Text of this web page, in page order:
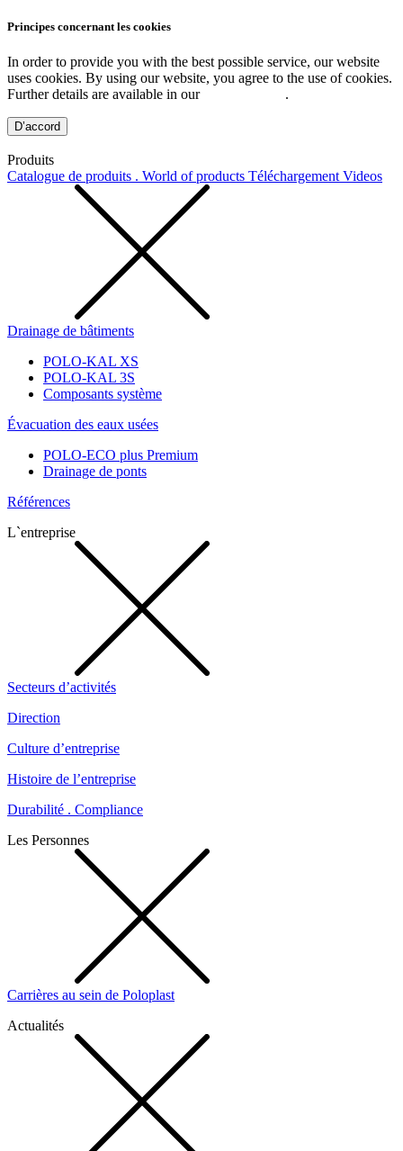
Principes concernant les cookies
In order to provide you with the best possible service, our website
uses cookies. By using our website, you agree to the use of cookies.
Further details are available in our
.
D’accord
Produits
Catalogue de produits . World of products Téléchargement Videos
Drainage de bâtiments
POLO-KAL XS
POLO-KAL 3S
Composants système
Évacuation des eaux usées
POLO-ECO plus Premium
Drainage de ponts
Références
L`entreprise
Secteurs d’activités
Direction
Culture d’entreprise
Histoire de l’entreprise
Durabilité . Compliance
Les Personnes
Carrières au sein de Poloplast
Actualités